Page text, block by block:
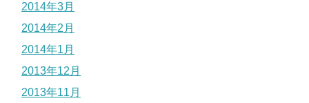
2014年3月
2014年2月
2014年1月
2013年12月
2013年11月